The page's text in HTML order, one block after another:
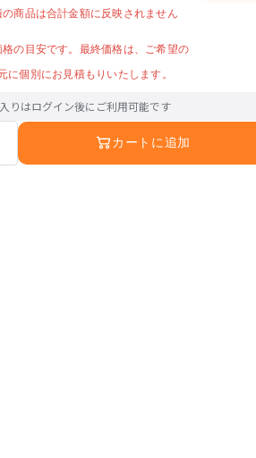
商品は合計金額に反映されません
格の目安です。最終価格は、ご希望の
に個別にお見積もりいたします。
りはログイン後にご利用可能です
カートに追加